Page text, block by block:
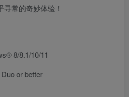
常的奇妙体验！
8/8.1/10/11
or better